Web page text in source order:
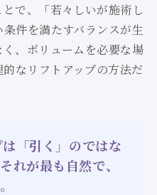
で、「若々しいが施術し
件を満たすバランスが生
、ボリュームを必要な場
なリフトアップの方法だ
「引く」のではな
が最も自然で、